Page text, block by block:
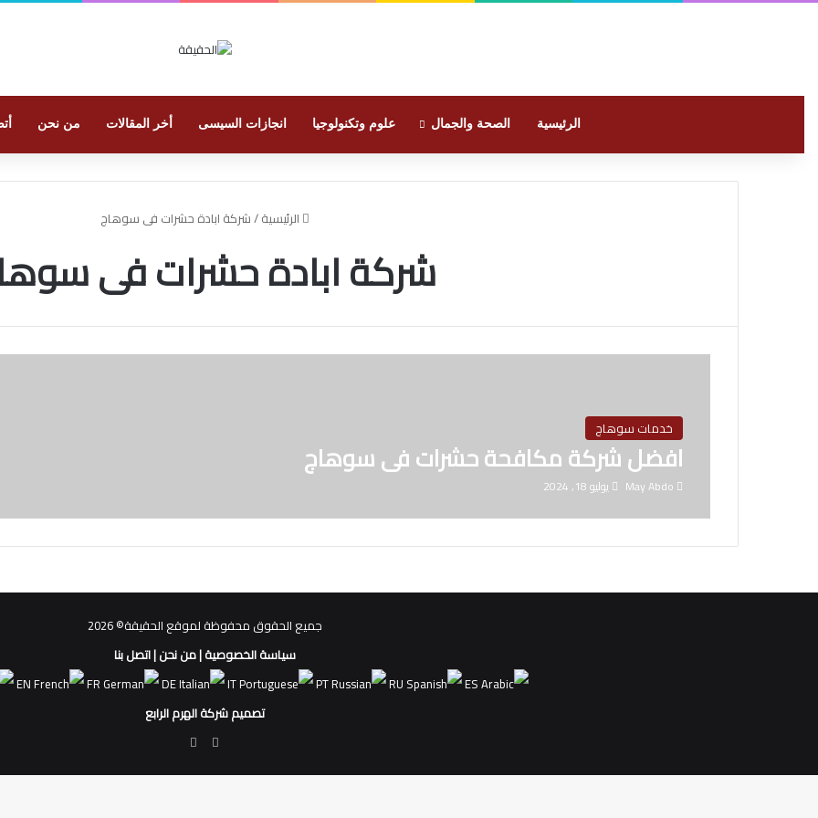
الرئيسية الصحة والجمال علوم وتكنولوجيا انجازات السيسى أخر المقالات من نحن
الرئيسية/شركة ابادة حشرات فى سوهاج
شركة ابادة حشرات فى
خدمات سوهاج
افضل شركة مكافحة حشرات فى سوهاج
May Abdo يوليو 18, 2024
جميع الحقوق محفوظة لموقع الحقيقة© 2026
سياسة الخصوصية|من نحن|اتصل بنا
EN FR DE IT PT RU
ES
تصميم شركة الهرم الرابع
فيسبوك